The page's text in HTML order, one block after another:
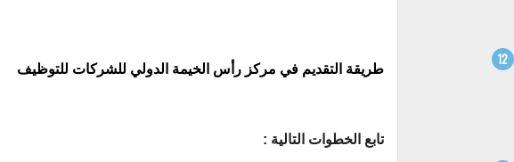
طريقة التقديم في مركز رأس الخيمة الدولي للشركات للتوظيف
تابع الخطوات التالية :